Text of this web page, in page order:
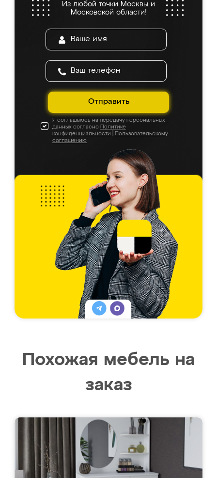
Из любой точки Москвы и
Московской области!
Отправить
Я соглашаюсь на передачу персональных
данных согласно Политике
конфиденциальности
Пользовательскому
соглашению
Похожая мебель на
заказ